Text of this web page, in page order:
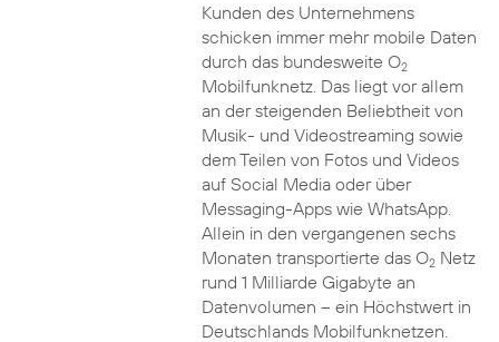
Kunden des Unternehmens
schicken immer mehr mobile Daten
durch das bundesweite O2
Mobilfunknetz. Das liegt vor allem
an der steigenden Beliebtheit von
Musik- und Videostreaming sowie
dem Teilen von Fotos und Videos
auf Social Media oder über
Messaging-Apps wie WhatsApp.
Allein in den vergangenen sechs
Monaten transportierte das O2Netz
rund 1 Milliarde Gigabyte an
Datenvolumen – ein Höchstwert in
Deutschlands Mobilfunknetzen.